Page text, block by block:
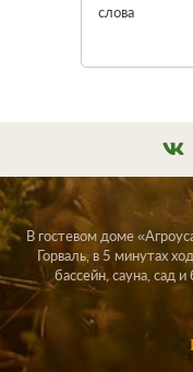
слова
В гостевом доме
Горваль, в 5 минутах
бассейн, сауна, сад